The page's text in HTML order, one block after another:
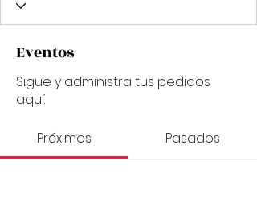
Eventos
Sigue y administra tus pedidos
aquí.
Próximos Pasados